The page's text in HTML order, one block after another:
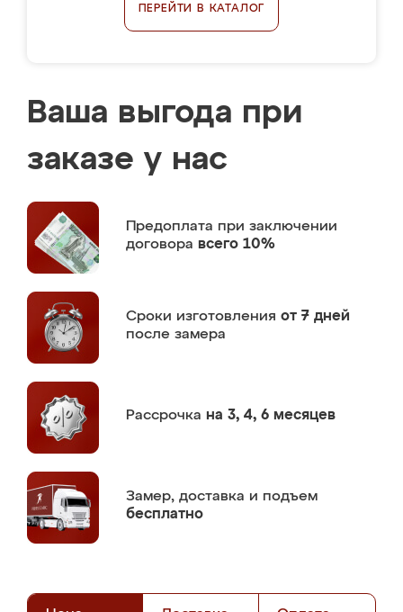
ПЕРЕЙТИ В КАТАЛОГ
Ваша выгода при
заказе у нас
Предоплата при заключении
договора всего 10%
Сроки изготовления от 7 дней
после замера
Рассрочка на 3, 4, 6 месяцев
Замер, доставка и подъем
бесплатно